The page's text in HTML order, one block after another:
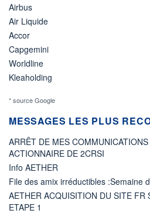
Airbus
Air Liquide
Accor
Capgemini
Worldline
Kleaholding
* source Google
MESSAGES LES PLUS
ARRÊT DE MES
ACTIONNAIRE DE 2CRSI
Info AETHER
File des amix irréductibles :Semaine
AETHER ACQUISITION DU SITE FR
ETAPE 1